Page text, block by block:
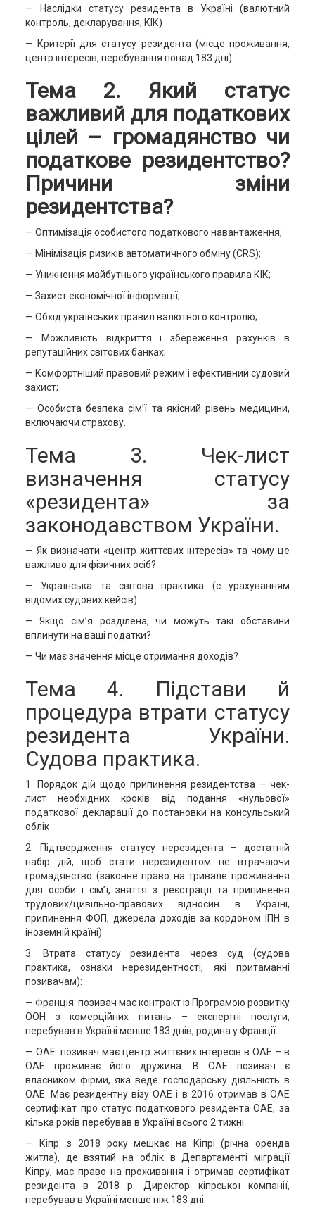
— Наслідки статусу резидента в Україні (валютний
контроль, декларування, КІК)
— Критерії для статусу резидента (місце проживання,
центр інтересів, перебування понад 183 дні).
Тема 2. Який статус
важливий для податкових
цілей – громадянство чи
податкове резидентство?
Причини зміни
резидентства?
— Оптимізація особистого податкового навантаження;
— Мінімізація ризиків автоматичного обміну (CRS);
— Уникнення майбутнього українського правила КІК;
— Захист економічної інформації;
— Обхід українських правил валютного контролю;
— Можливість відкриття і збереження рахунків в
репутаційних світових банках;
— Комфортніший правовий режим і ефективний судовий
захист;
— Особиста безпека сім’ї та якісний рівень медицини,
включаючи страхову.
Тема 3. Чек-лист
визначення статусу
«резидента» за
законодавством України.
— Як визначати «центр життєвих інтересів» та чому це
важливо для фізичних осіб?
— Українська та світова практика (с урахуванням
відомих судових кейсів).
— Якщо сім’я розділена, чи можуть такі обставини
вплинути на ваші податки?
— Чи має значення місце отримання доходів?
Тема 4. Підстави й
процедура втрати статусу
резидента України.
Судова практика.
1. Порядок дій щодо припинення резидентства – чек-
лист необхідних кроків від подання «нульової»
податкової декларації до постановки на консульський
облік
2. Підтвердження статусу нерезидента – достатній
набір дій, щоб стати нерезидентом не втрачаючи
громадянство (законне право на тривале проживання
для особи і сім’ї, зняття з реєстрації та припинення
трудових/цивільно-правових відносин в Україні,
припинення ФОП, джерела доходів за кордоном ІПН в
іноземній країні)
3. Втрата статусу резидента через суд (судова
практика, ознаки нерезидентності, які притаманні
позивачам):
— Франція: позивач має контракт із Програмою розвитку
ООН з комерційних питань – експертні послуги,
перебував в Україні менше 183 днів, родина у Франції.
— ОАЕ: позивач має центр життєвих інтересів в ОАЕ – в
ОАЕ проживає його дружина. В ОАЕ позивач є
власником фірми, яка веде господарську діяльність в
ОАЕ. Має резидентну візу ОАЕ і в 2016 отримав в ОАЕ
сертифікат про статус податкового резидента ОАЕ, за
кілька років перебував в Україні всього 2 тижні
— Кіпр: з 2018 року мешкає на Кіпрі (річна оренда
житла), де взятий на облік в Департаменті міграції
Кіпру, має право на проживання і отримав сертифікат
резидента в 2018 р. Директор кіпрської компанії,
перебував в Україні менше ніж 183 дні.